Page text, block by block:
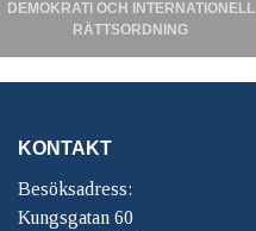
DEMOKRATI OCH INTERNATIONELL
RÄTTSORDNING
KONTAKT
Besöksadress:
Kungsgatan 60